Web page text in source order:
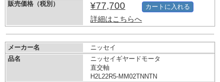
販売価格（税別）
¥77,700
詳細はこちらへ
カートに入れる
メーカー名
ニッセイ
品名
ニッセイギヤードモータ
直交軸
H2L22R5-MM02TNNTN